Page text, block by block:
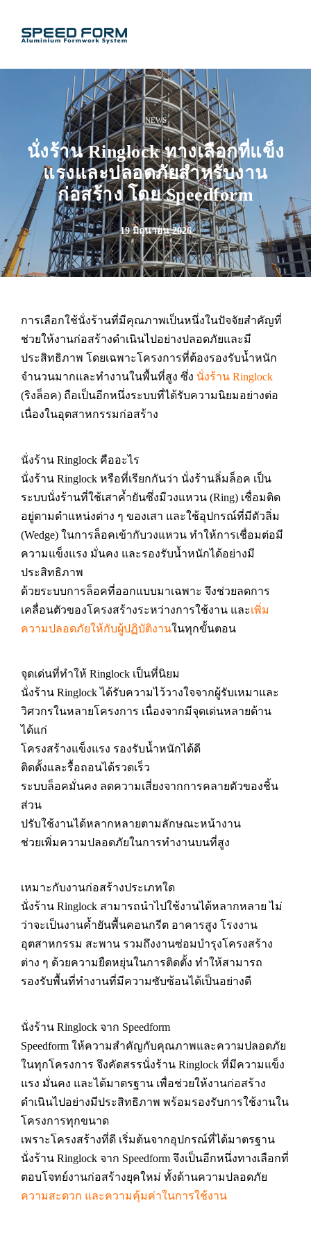
NEWS
นั่งร้าน Ringlock ทางเลือกที่แข็ง
แรงและปลอดภัยสำหรับงาน
ก่อสร้าง โดย Speedform
19 มิถุนายน 2026
การเลือกใช้นั่งร้านที่มีคุณภาพเป็นหนึ่งในปัจจัยสำคัญที่
ช่วยให้งานก่อสร้างดำเนินไปอย่างปลอดภัยและมี
ประสิทธิภาพ โดยเฉพาะโครงการที่ต้องรองรับน้ำหนัก
จำนวนมากและทำงานในพื้นที่สูง ซึ่ง นั่งร้าน Ringlock
(ริงล็อค) ถือเป็นอีกหนึ่งระบบที่ได้รับความนิยมอย่างต่อ
เนื่องในอุตสาหกรรมก่อสร้าง
นั่งร้าน Ringlock คืออะไร
นั่งร้าน Ringlock หรือที่เรียกกันว่า นั่งร้านลิ่มล็อค เป็น
ระบบนั่งร้านที่ใช้เสาค้ำยันซึ่งมีวงแหวน (Ring) เชื่อมติด
อยู่ตามตำแหน่งต่าง ๆ ของเสา และใช้อุปกรณ์ที่มีตัวลิ่ม
(Wedge) ในการล็อคเข้ากับวงแหวน ทำให้การเชื่อมต่อมี
ความแข็งแรง มั่นคง และรองรับน้ำหนักได้อย่างมี
ประสิทธิภาพ
ด้วยระบบการล็อคที่ออกแบบมาเฉพาะ จึงช่วยลดการ
เคลื่อนตัวของโครงสร้างระหว่างการใช้งาน และเพิ่ม
ความปลอดภัยให้กับผู้ปฏิบัติงานในทุกขั้นตอน
จุดเด่นที่ทำให้ Ringlock เป็นที่นิยม
นั่งร้าน Ringlock ได้รับความไว้วางใจจากผู้รับเหมาและ
วิศวกรในหลายโครงการ เนื่องจากมีจุดเด่นหลายด้าน
ได้แก่
โครงสร้างแข็งแรง รองรับน้ำหนักได้ดี
ติดตั้งและรื้อถอนได้รวดเร็ว
ระบบล็อคมั่นคง ลดความเสี่ยงจากการคลายตัวของชิ้น
ส่วน
ปรับใช้งานได้หลากหลายตามลักษณะหน้างาน
ช่วยเพิ่มความปลอดภัยในการทำงานบนที่สูง
เหมาะกับงานก่อสร้างประเภทใด
นั่งร้าน Ringlock สามารถนำไปใช้งานได้หลากหลาย ไม่
ว่าจะเป็นงานค้ำยันพื้นคอนกรีต อาคารสูง โรงงาน
อุตสาหกรรม สะพาน รวมถึงงานซ่อมบำรุงโครงสร้าง
ต่าง ๆ ด้วยความยืดหยุ่นในการติดตั้ง ทำให้สามารถ
รองรับพื้นที่ทำงานที่มีความซับซ้อนได้เป็นอย่างดี
นั่งร้าน Ringlock จาก Speedform
Speedform ให้ความสำคัญกับคุณภาพและความปลอดภัย
ในทุกโครงการ จึงคัดสรรนั่งร้าน Ringlock ที่มีความแข็ง
แรง มั่นคง และได้มาตรฐาน เพื่อช่วยให้งานก่อสร้าง
ดำเนินไปอย่างมีประสิทธิภาพ พร้อมรองรับการใช้งานใน
โครงการทุกขนาด
เพราะโครงสร้างที่ดี เริ่มต้นจากอุปกรณ์ที่ได้มาตรฐาน
นั่งร้าน Ringlock จาก Speedform จึงเป็นอีกหนึ่งทางเลือกที่
ตอบโจทย์งานก่อสร้างยุคใหม่ ทั้งด้านความปลอดภัย
ความสะดวก และความคุ้มค่าในการใช้งาน